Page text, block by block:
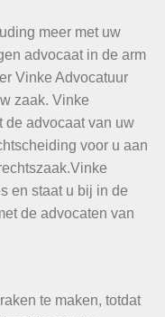
meer met uw
advocaat in de arm
Vinke Advocatuur
zaak. Vinke
de advocaat van uw
voor u aan
en staat u bij in de
de advocaten van
te maken, totdat